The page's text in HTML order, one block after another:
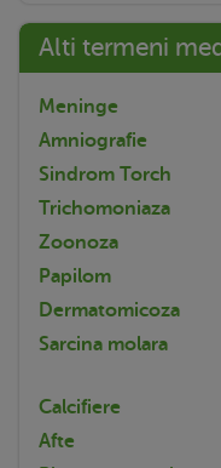
Alti termeni
Meninge
Amniografie
Sindrom Torch
Trichomoniaza
Zoonoza
Papilom
Dermatomicoza
Sarcina molara
Calcifiere
Afte